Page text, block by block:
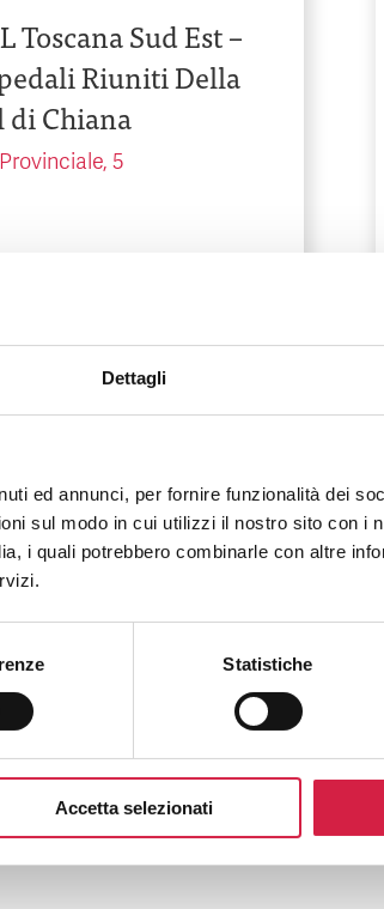
Dettagli
ed annunci, per fornire funzionalità dei
sul modo in cui utilizzi il nostro sito con i
i quali potrebbero combinarle con altre
Statistiche
Accetta selezionati
Toscana Sud Est –
Riuniti Della
di Chiana
5
-Perugia
Umbria 2 –
Civile San
degli Infermi